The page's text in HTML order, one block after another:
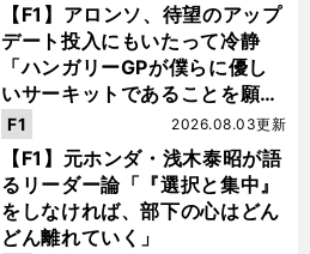
【F1】アロンソ、待望のアップ
デート投入にもいたって冷静
「ハンガリーGPが僕らに優し
いサーキットであることを願
う」
【F1】元ホンダ・浅木泰昭が語
るリーダー論「『選択と集中』
をしなければ、部下の心はどん
どん離れていく」
2026.08.03更新
F1